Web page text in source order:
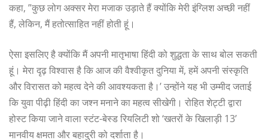
कहा, ”कुछ लोग अक्सर मेरा मजाक उड़ाते हैं क्योंकि मेरी इंग्लिश अच्छी नहीं
हैं, लेकिन, मैं हतोत्साहित नहीं होती हूं।
ऐसा इसलिए है क्योंकि मैं अपनी मातृभाषा हिंदी को शुद्धता के साथ बोल सकती
हूं। मेरा दृढ़ विश्वास है कि आज की वैश्वीकृत दुनिया में, हमें अपनी संस्कृति
और विरासत को महत्व देने की आवश्यकता है।’ उन्होंने यह भी उम्मीद जताई
कि युवा पीढ़ी हिंदी का जश्न मनाने का महत्व सीखेगी। रोहित शेट्टी द्वारा
होस्ट किया जाने वाला स्टंट-बेस्ड रियलिटी शो ‘खतरों के खिलाड़ी 13’
मानवीय क्षमता और बहादुरी को दर्शाता है।